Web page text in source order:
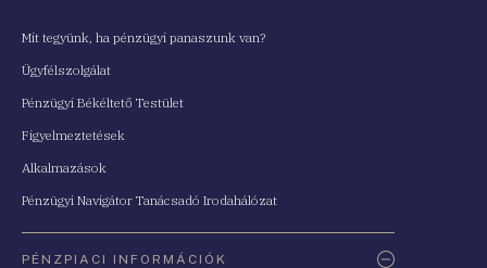
Mit tegyünk, ha pénzügyi panaszunk van?
Ügyfélszolgálat
Pénzügyi Békéltető Testület
Figyelmeztetések
Alkalmazások
Pénzügyi Navigátor Tanácsadó Irodahálózat
PÉNZPIACI INFORMÁCIÓK